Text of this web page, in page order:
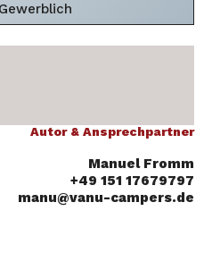
Gewerblich
Autor & Ansprechpartner
Manuel Fromm
+49 151 17679797
manu@vanu-campers.de